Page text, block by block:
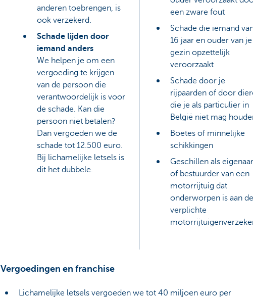
anderen toebrengen, is
ook verzekerd.
Schade lijden door
iemand anders
We helpen je om een
vergoeding te krijgen
van de persoon die
verantwoordelijk is voor
de schade. Kan die
persoon niet betalen?
Dan vergoeden we de
schade tot 12.500 euro.
Bij lichamelijke letsels is
dit het dubbele.
een zware fout
Schade die iemand
16 jaar en ouder van je
gezin opzettelijk
veroorzaakt
Schade door je
rijpaarden of door
die je als particulier in
België niet mag
Boetes of minnelijke
schikkingen
Geschillen als eigenaar
of bestuurder van een
motorrijtuig dat
onderworpen is aan de
verplichte
Vergoedingen en franchise
Lichamelijke letsels vergoeden we tot 40 miljoen euro per